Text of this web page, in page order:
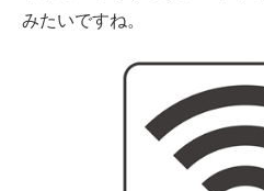
みたいですね。